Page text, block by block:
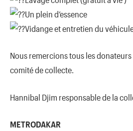
Un plein d’essence
Vidange et entretien du
Nous remercions tous les
comité de collecte.
Hannibal Djim responsable de la
METRODAKAR